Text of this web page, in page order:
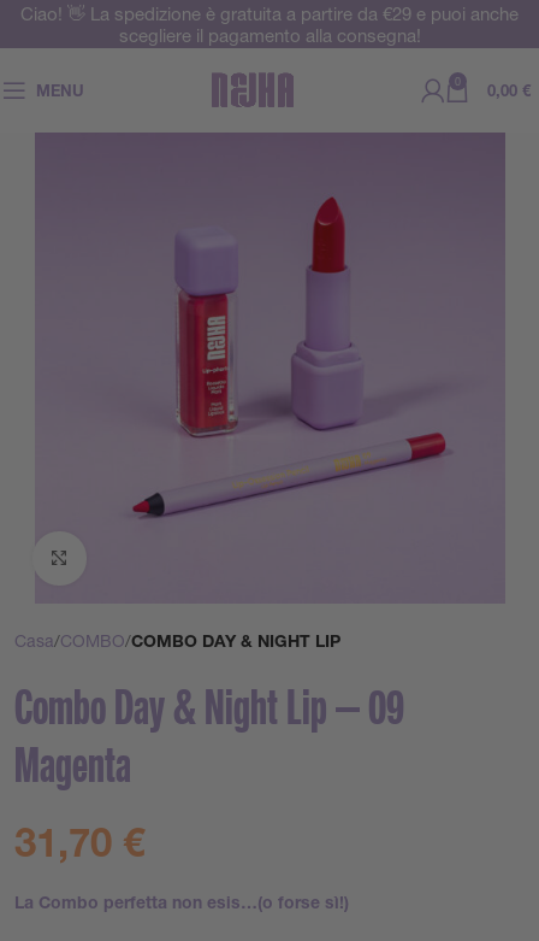
Ciao! 👋 La spedizione è gratuita a partire da €29 e puoi anche
scegliere il pagamento alla consegna!
MENU 0 0,00 €
Casa COMBO COMBO DAY & NIGHT LIP
Combo Day & Night Lip – 09
Magenta
31,70 €
La Combo perfetta non esis…(o forse sì!)